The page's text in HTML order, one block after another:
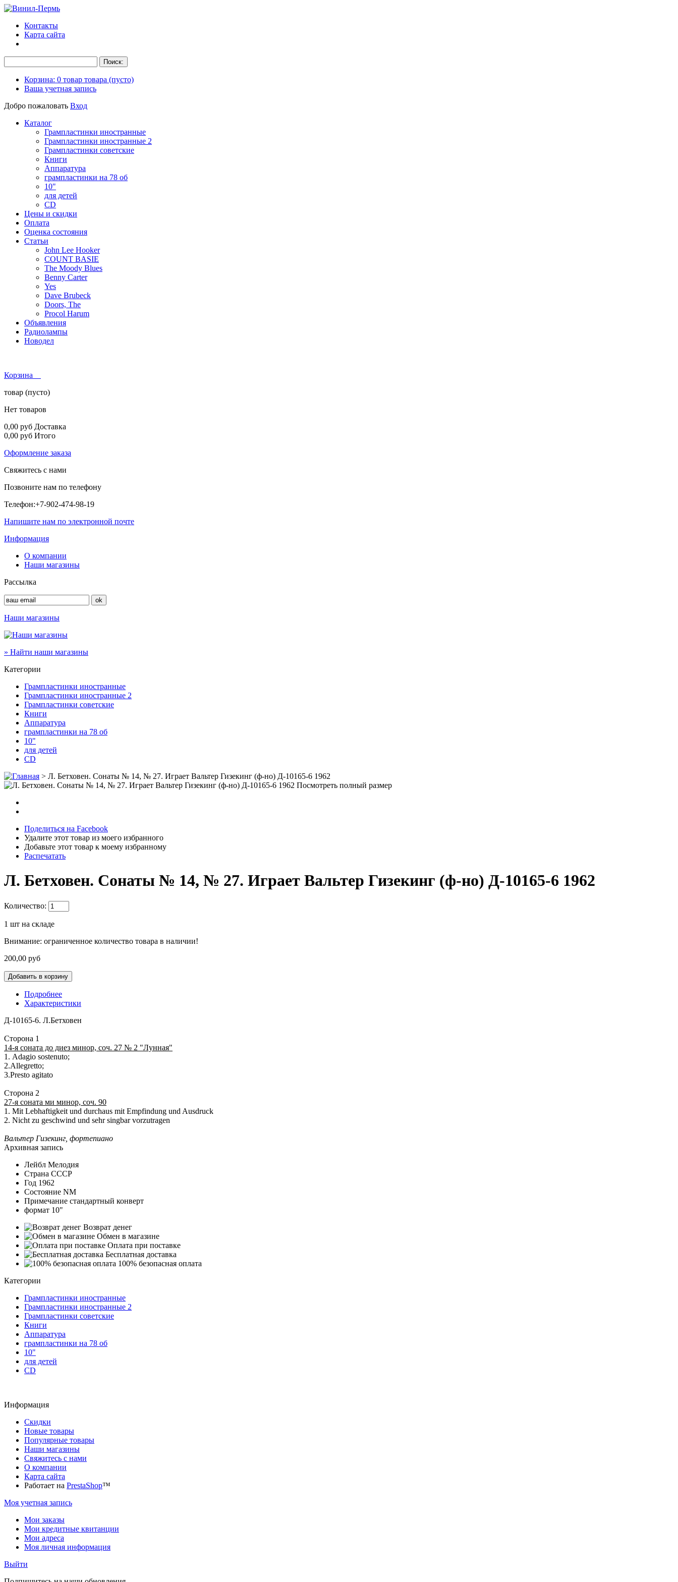
Контакты
Карта сайта
Корзина: 0 товар товара (пусто)
Ваша учетная запись
Добро пожаловать Вход
Каталог
Грампластинки иностранные
Грампластинки иностранные 2
Грампластинки советские
Книги
Аппаратура
грампластинки на 78 об
10"
для детей
CD
Цены и скидки
Оплата
Оценка состояния
Статьи
John Lee Hooker
COUNT BASIE
The Moody Blues
Benny Carter
Yes
Dave Brubeck
Doors, The
Procol Harum
Объявления
Радиолампы
Новодел
Корзина
товар (пусто)
Нет товаров
0,00 руб Доставка
0,00 руб Итого
Оформление заказа
Свяжитесь с нами
Позвоните нам по телефону
Телефон:+7-902-474-98-19
Напишите нам по электронной почте
Информация
О компании
Наши магазины
Рассылка
Наши магазины
» Найти наши магазины
Категории
Грампластинки иностранные
Грампластинки иностранные 2
Грампластинки советские
Книги
Аппаратура
грампластинки на 78 об
10"
для детей
CD
> Л. Бетховен. Сонаты № 14, № 27. Играет Вальтер Гизекинг (ф-но) Д-10165-6 1962
Посмотреть полный размер
Поделиться на Facebook
Удалите этот товар из моего избранного
Добавьте этот товар к моему избранному
Распечатать
Л. Бетховен. Сонаты № 14, № 27. Играет Вальтер Гизекинг (ф-но) Д-10165-6 1962
Количество:
1 шт на складе
Внимание: ограниченное количество товара в наличии!
200,00 руб
Подробнее
Характеристики
Д-10165-6. Л.Бетховен
Сторона 1
14-я соната до диез минор, соч. 27 № 2 "Лунная"
1. Adagio sostenuto;
2.Allegretto;
3.Presto agitato
Сторона 2
27-я соната ми минор, соч. 90
1. Mit Lebhaftigkeit und durchaus mit Empfindung und Ausdruck
2. Nicht zu geschwind und sehr singbar vorzutragen
Вальтер Гизекинг, фортепиано
Архивная запись
Лейбл Мелодия
Страна СССР
Год 1962
Состояние NM
Примечание стандартный конверт
формат 10"
Возврат денег
Обмен в магазине
Оплата при поставке
Бесплатная доставка
100% безопасная оплата
Категории
Грампластинки иностранные
Грампластинки иностранные 2
Грампластинки советские
Книги
Аппаратура
грампластинки на 78 об
10"
для детей
CD
Информация
Скидки
Новые товары
Популярные товары
Наши магазины
Свяжитесь с нами
О компании
Карта сайта
Работает на PrestaShop™
Моя учетная запись
Мои заказы
Мои кредитные квитанции
Мои адреса
Моя личная информация
Выйти